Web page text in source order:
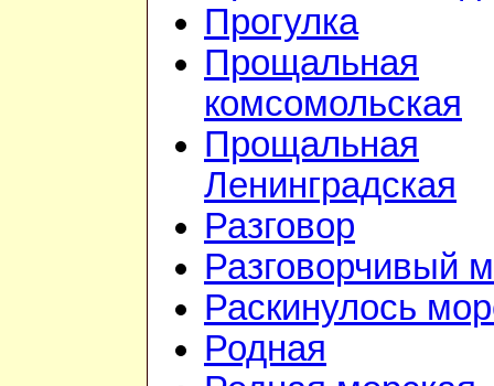
Прогулка
Прощальная
комсомольская
Прощальная
Ленинградская
Разговор
Разговорчивый
Раскинулось
Родная